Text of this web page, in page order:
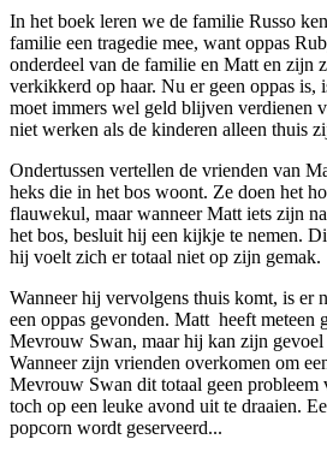
In het boek leren we de familie Russo
familie een tragedie mee, want oppas
onderdeel van de familie en Matt en zijn
verkikkerd op haar. Nu er geen oppas is,
moet immers wel geld blijven verdienen
niet werken als de kinderen alleen thuis
Ondertussen vertellen de vrienden van
heks die in het bos woont. Ze doen het
flauwekul, maar wanneer Matt iets zijn
het bos, besluit hij een kijkje te nemen.
hij voelt zich er totaal niet op zijn gemak.
Wanneer hij vervolgens thuis komt, is er
een oppas gevonden. Matt heeft meteen
Mevrouw Swan, maar hij kan zijn
Wanneer zijn vrienden overkomen om
Mevrouw Swan dit totaal geen
toch op een leuke avond uit te draaien.
popcorn wordt geserveerd...